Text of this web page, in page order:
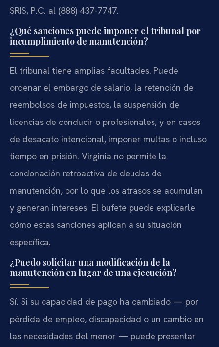
SRIS, P.C. al (888) 437-7747.
¿Qué sanciones puede imponer el tribunal por
incumplimiento de manutención?
El tribunal tiene amplias facultades. Puede
ordenar el embargo de salario, la retención de
reembolsos de impuestos, la suspensión de
licencias de conducir o profesionales, y en casos
de desacato intencional, imponer multas o incluso
tiempo en prisión. Virginia no permite la
condonación retroactiva de deudas de
manutención, por lo que los atrasos se acumulan
y generan intereses. El bufete puede explicarle
cómo estas sanciones aplican a su situación
específica.
¿Puedo solicitar una modificación de la
manutención en lugar de una ejecución?
Sí. Si su capacidad de pago ha cambiado — por
pérdida de empleo, discapacidad o un cambio en
las necesidades del menor — puede presentar